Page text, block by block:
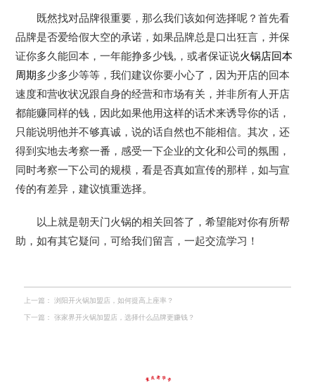
既然找对品牌很重要，那么我们该如何选择呢？首先看
品牌是否爱给假大空的承诺，如果品牌总是口出狂言，并保
证你多久能回本，一年能挣多少钱,，或者保证说火锅店回本
周期多少多少等等，我们建议你要小心了，因为开店的回本
速度和营收状况跟自身的经营和市场有关，并非所有人开店
都能赚同样的钱，因此如果他用这样的话术来诱导你的话，
只能说明他并不够真诚，说的话自然也不能相信。其次，还
得到实地去考察一番，感受一下企业的文化和公司的氛围，
同时考察一下公司的规模，看是否真如宣传的那样，如与宣
传的有差异，建议慎重选择。
以上就是朝天门火锅的相关回答了，希望能对你有所帮
助，如有其它疑问，可给我们留言，一起交流学习！
上一篇： 浏阳开火锅加盟店，如何提高上座率？
下一篇： 张家界开火锅加盟店，选择什么品牌更赚钱？